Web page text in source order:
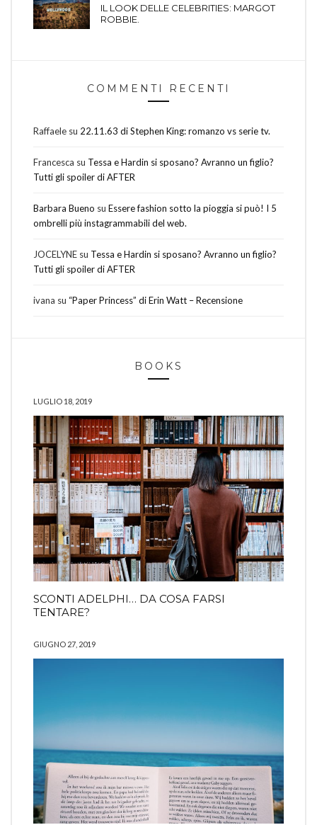
IL LOOK DELLE CELEBRITIES: MARGOT
ROBBIE.
COMMENTI RECENTI
Raffaele su 22.11.63 di Stephen King: romanzo vs serie tv.
Francesca su Tessa e Hardin si sposano? Avranno un figlio?
Tutti gli spoiler di AFTER
Barbara Bueno su Essere fashion sotto la pioggia si può! I 5
ombrelli più instagrammabili del web.
JOCELYNE su Tessa e Hardin si sposano? Avranno un figlio?
Tutti gli spoiler di AFTER
ivana su “Paper Princess” di Erin Watt – Recensione
BOOKS
LUGLIO 18, 2019
SCONTI ADELPHI… DA COSA FARSI
TENTARE?
GIUGNO 27, 2019